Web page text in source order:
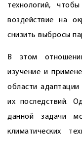
технологий,
воздействие на
снизить выбросы
В этом
изучение и
области
их последствий.
данной задачи
климатических